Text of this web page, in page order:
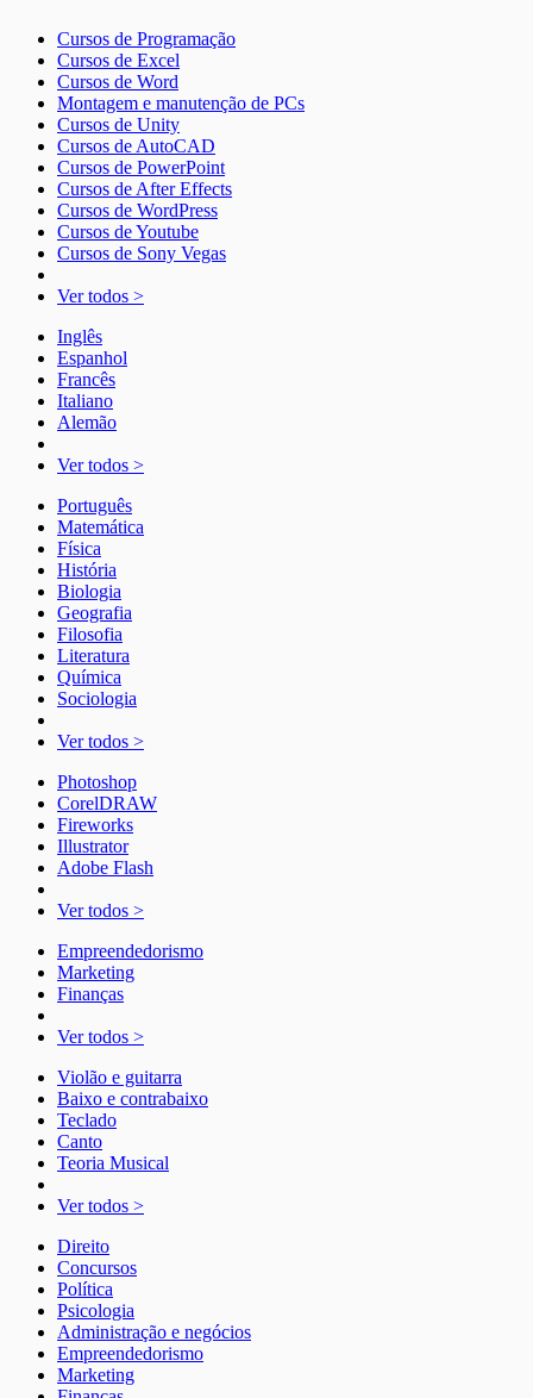
Cursos de Programação
Cursos de Excel
Cursos de Word
Montagem e manutenção de PCs
Cursos de Unity
Cursos de AutoCAD
Cursos de PowerPoint
Cursos de After Effects
Cursos de WordPress
Cursos de Youtube
Cursos de Sony Vegas
Ver todos >
Inglês
Espanhol
Francês
Italiano
Alemão
Ver todos >
Português
Matemática
Física
História
Biologia
Geografia
Filosofia
Literatura
Química
Sociologia
Ver todos >
Photoshop
CorelDRAW
Fireworks
Illustrator
Adobe Flash
Ver todos >
Empreendedorismo
Marketing
Finanças
Ver todos >
Violão e guitarra
Baixo e contrabaixo
Teclado
Canto
Teoria Musical
Ver todos >
Direito
Concursos
Política
Psicologia
Administração e negócios
Empreendedorismo
Marketing